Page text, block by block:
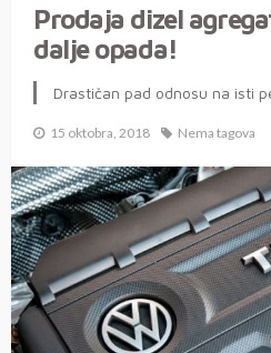
Prodaja dizel
dalje opada!
Drastičan pad odnosu na isti
15 oktobra, 2018 Nema tagova